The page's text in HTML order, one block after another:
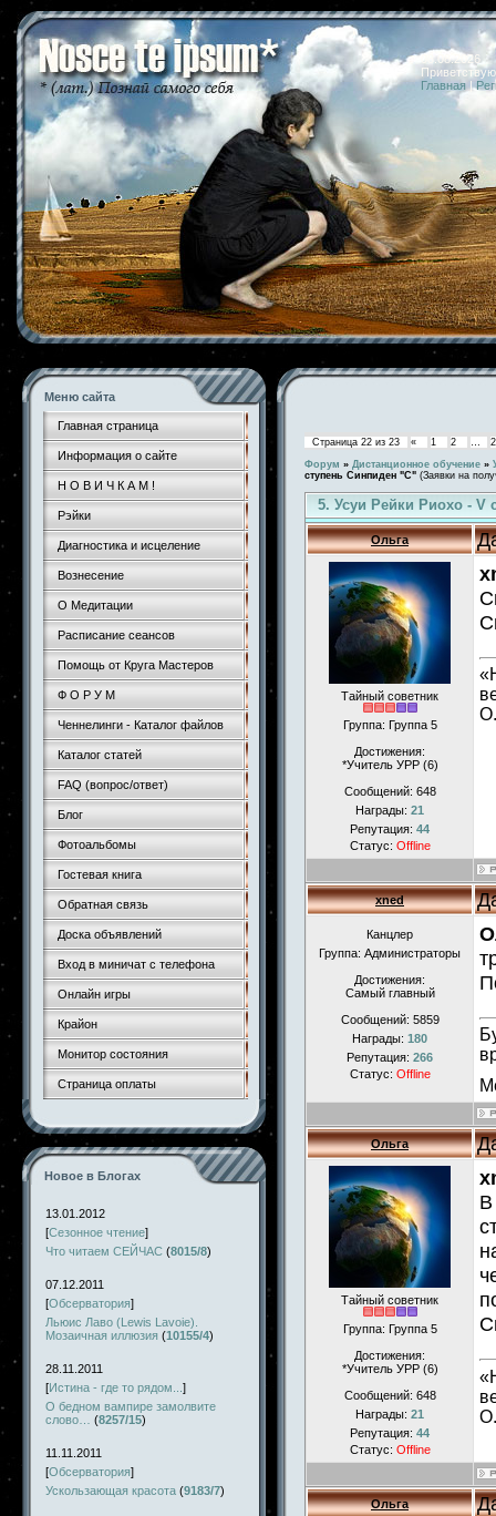
08.08.2026
Главная |
Меню сайта
Главная страница
Информация о сайте
Н О В И Ч К А М !
Рэйки
Диагностика и исцеление
Вознесение
О Медитации
Расписание сеансов
Помощь от Круга Мастеров
Ф О Р У М
Ченнелинги - Каталог файлов
Каталог статей
FAQ (вопрос/ответ)
Блог
Фотоальбомы
Гостевая книга
Обратная связь
Доска объявлений
Вход в миничат с телефона
Онлайн игры
Крайон
Монитор состояния
Страница оплаты
Новое в Блогах
13.01.2012
[Сезонное чтение]
Что читаем СЕЙЧАС (8015/8)
07.12.2011
[Обсерватория]
Льюис Лаво (Lewis Lavoie).
Мозаичная иллюзия (10155/4)
28.11.2011
[Истина - где то рядом... ]
О бедном вампире замолвите
слово…
(8257/15)
11.11.2011
[Обсерватория]
Ускользающая красота (9183/7)
Страница 22 из 23 « 1 2 …
Форум » Дистанционное обучение »
ступень Синпиден "С" (Заявки на
5. Усуи Рейки Риохо - V
Ольга
Тайный советник
Группа: Группа 5
Достижения:
*Учитель УРР (6)
Сообщений: 648
Награды: 21
Репутация: 44
Статус: Offline
xned
Канцлер
Группа: Администраторы
Достижения:
Самый главный
Сообщений: 5859
Награды: 180
Репутация: 266
Статус: Offline
Ольга
Тайный советник
Группа: Группа 5
Достижения:
*Учитель УРР (6)
Сообщений: 648
Награды: 21
Репутация: 44
Статус: Offline
В
Ольга